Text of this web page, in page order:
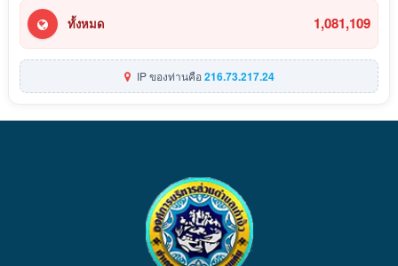
ทั้งหมด 1,081,109
IP ของท่านคือ216.73.217.24